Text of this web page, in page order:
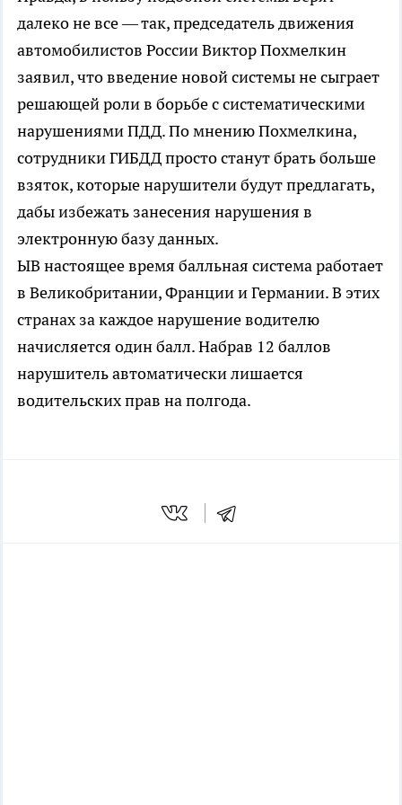
далеко не все — так, председатель движения
автомобилистов России Виктор Похмелкин
заявил, что введение новой системы не сыграет
решающей роли в борьбе с систематическими
нарушениями ПДД. По мнению Похмелкина,
сотрудники ГИБДД просто станут брать больше
взяток, которые нарушители будут предлагать,
дабы избежать занесения нарушения в
электронную базу данных.
ЫВ настоящее время балльная система работает
в Великобритании, Франции и Германии. В этих
странах за каждое нарушение водителю
начисляется один балл. Набрав 12 баллов
нарушитель автоматически лишается
водительских прав на полгода.